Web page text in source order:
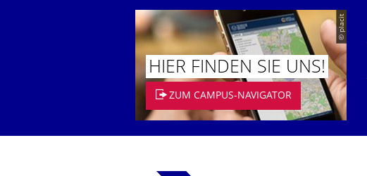
© placit
HIER FINDEN SIE UNS!
ZUM CAMPUS-NAVIGATOR